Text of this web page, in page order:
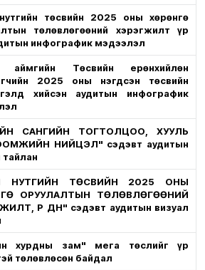
төсвийн 2025 оны хөрөнгө
төлөвлөгөөний хэрэгжилт үр
инфографик мэдээлэл
аймгийн Төсвийн ерөнхийлөн
2025 оны нэгдсэн төсвийн
хийсэн аудитын инфографик
САНГИЙН ТОГТОЛЦОО, ХУУЛЬ
НИЙЦЭЛ" сэдэвт аудитын
тайлан
НУТГИЙН ТӨСВИЙН 2025 ОНЫ
ОРУУЛАЛТЫН ТӨЛӨВЛӨГӨӨНИЙ
ҮР ДҮН" сэдэвт аудитын визуал
хурдны зам" мега төслийг үр
төлөвлөсөн байдал